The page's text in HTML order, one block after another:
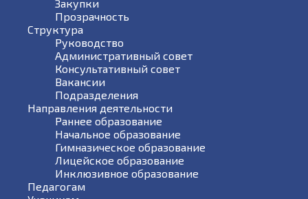
Закупки
Прозрачность
Структура
Руководство
Административный совет
Консультативный совет
Вакансии
Подразделения
Направления деятельности
Раннее образование
Начальное образование
Гимназическое образование
Лицейское образование
Инклюзивное образование
Педагогам